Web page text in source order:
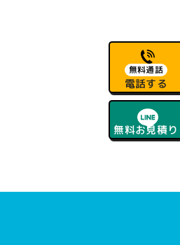
無料通話
電話する
無料お見積り